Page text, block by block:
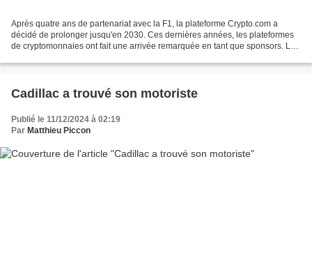
Après quatre ans de partenariat avec la F1, la plateforme Crypto.com a
décidé de prolonger jusqu'en 2030. Ces dernières années, les plateformes
de cryptomonnaies ont fait une arrivée remarquée en tant que sponsors. Le
Cadillac a trouvé son motoriste
Publié le 11/12/2024 à 02:19
Par Matthieu Piccon